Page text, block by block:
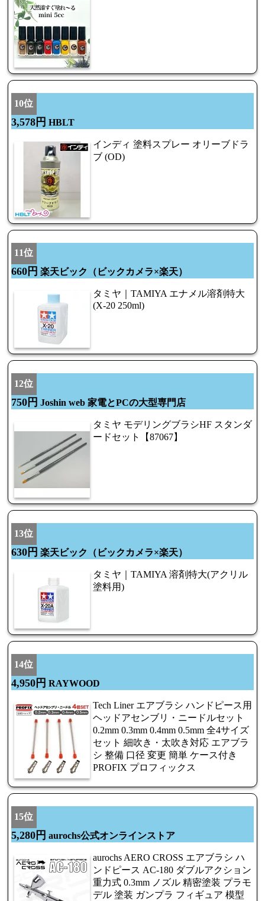
10位
3,578円 HBLT
インディ 塗料スプレー オリーブドラ
ブ (OD)
11位
660円 楽天ビック（ビックカメラ×楽天）
タミヤ｜TAMIYA エナメル溶剤特大
(X-20 250ml)
12位
750円 Joshin web 家電とPCの大型専門店
タミヤ モデリングブラシHF スタンダ
ードセット【87067】
13位
630円 楽天ビック（ビックカメラ×楽天）
タミヤ｜TAMIYA 溶剤特大(アクリル
塗料用)
14位
4,950円 RAYWOOD
Tech Liner エアブラシ ハンドピース用
ヘッドアセンブリ・ニードルセット
0.2mm 0.3mm 0.4mm 0.5mm 全4サイズ
セット 細吹き・太吹き対応 エアブラ
シ 整備 口径 変更 簡単 ケース付き
PROFIX プロフィックス
15位
5,280円 aurochs公式オンラインストア
aurochs AERO CROSS エアブラシ ハ
ンドピース AC-180 ダブルアクション
重力式 0.3mm ノズル 精密塗装 プラモ
デル 塗装 ガンプラ フィギュア 模型